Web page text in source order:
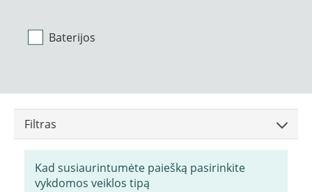
Baterijos
Filtras
Kad susiaurintumėte paiešką pasirinkite
vykdomos veiklos tipą